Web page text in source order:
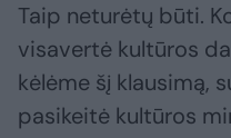
Taip neturėtų būti.
visavertė kultūros
kėlėme šį klausimą,
pasikeitė kultūros